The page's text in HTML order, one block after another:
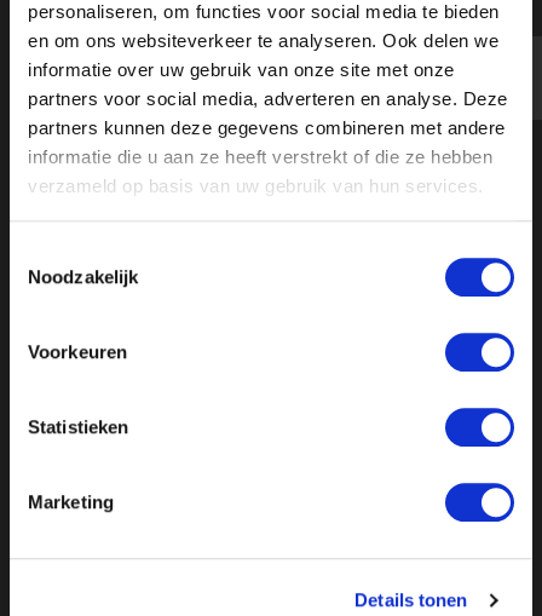
personaliseren, om functies voor social media te bieden
en om ons websiteverkeer te analyseren. Ook delen we
informatie over uw gebruik van onze site met onze
partners voor social media, adverteren en analyse. Deze
partners kunnen deze gegevens combineren met andere
informatie die u aan ze heeft verstrekt of die ze hebben
verzameld op basis van uw gebruik van hun services.
Noodzakelijk
Voorkeuren
Statistieken
Marketing
Details tonen